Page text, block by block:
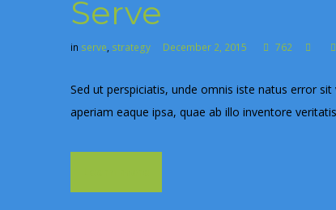
Serve
in serve, strategy December 2, 2015 762
Sed ut perspiciatis, unde omnis iste natus error
aperiam eaque ipsa, quae ab illo inventore